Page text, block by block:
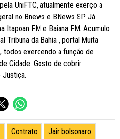
UniFTC, atualmente exerço a
no Bnews e BNews SP. Já
Itapoan FM e Baiana FM. Acumulo
Tribuna da Bahia , portal Muita
todos exercendo a função de
Cidade. Gosto de cobrir
Justiça.
Contrato Jair bolsonaro